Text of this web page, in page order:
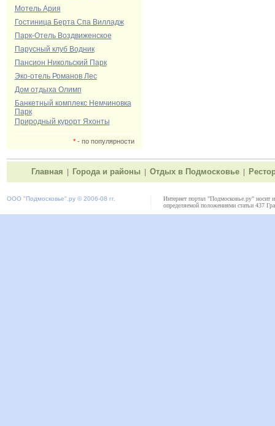
Мотель Ария
Гостиница Берта Спа Вилладж
Парк-Отель Воздвиженское
Парусный клуб Водник
Пансион Никольский Парк
Эко-отель Романов Лес
Дом отдыха Олимп
Банкетный комплекс Немчиновка
Парк
Природный курорт Яхонты
*- по популярности
Главная Города и районы Отдых в Подмосковье
ООО "Подмосковье" .ру © 2006-08 гг.
Интернет портал "Подмосковье.ру" носит
определяемой положениями статьи 437